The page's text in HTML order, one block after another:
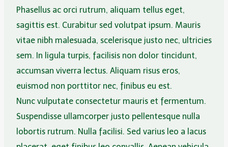
Phasellus ac orci rutrum, aliquam tellus eget,
sagittis est. Curabitur sed volutpat ipsum. Mauris
vitae nibh malesuada, scelerisque justo nec, ultricies
sem. In ligula turpis, facilisis non dolor tincidunt,
accumsan viverra lectus. Aliquam risus eros,
euismod non porttitor nec, finibus eu est.
Nunc vulputate consectetur mauris et fermentum.
Suspendisse ullamcorper justo pellentesque nulla
lobortis rutrum. Nulla facilisi. Sed varius leo a lacus